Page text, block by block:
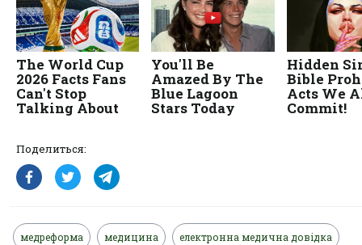
Поделиться:
медреформа медицина електронна медична довідка